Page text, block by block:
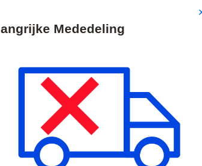
Verzendingen worden op